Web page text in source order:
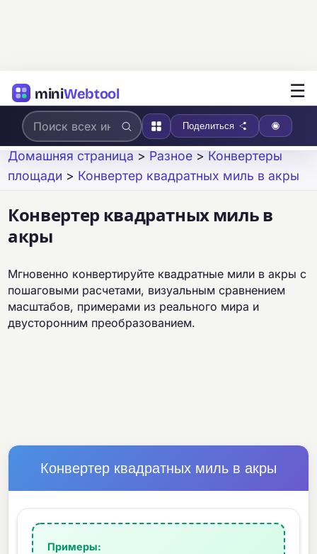
miniWebtool ☰
Поделиться
Домашняя страница > Разное > Конвертеры
площади > Конвертер квадратных миль в акры
Конвертер квадратных миль в
акры
Мгновенно конвертируйте квадратные мили в акры с
пошаговыми расчетами, визуальным сравнением
масштабов, примерами из реального мира и
двусторонним преобразованием.
Конвертер квадратных миль в акры
Примеры: